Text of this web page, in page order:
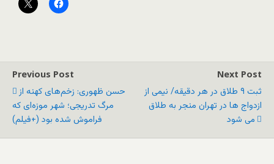
Previous Post
حسن ظهوری: زخم‌های کهنه از
مرگ تدریجی؛ شهر موزه‌ای که
فراموش شده بود (+فیلم)
Next Post
ثبت ۹ طلاق در هر دقیقه/ نیمی از
ازدواج ها در تهران منجر به طلاق
می شود